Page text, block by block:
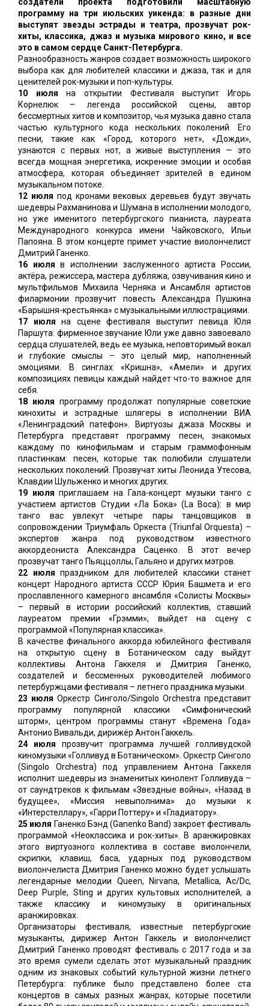
программу на три июльских уикенда: в разные дни
выступят звезды эстрады и театра, прозвучат рок-
хиты, классика, джаз и музыка мирового кино, и все
это в самом сердце Санкт-Петербурга.
Разнообразность жанров создает возможность широкого
выбора как для любителей классики и джаза, так и для
ценителей рок-музыки и поп-культуры.
10 июля на открытии Фестиваля выступит Игорь
Корнелюк – легенда российской сцены, автор
бессмертных хитов и композитор, чья музыка давно стала
частью культурного кода нескольких поколений. Его
песни, такие как «Город, которого нет», «Дожди»,
узнаются с первых нот, а живые выступления — это
всегда мощная энергетика, искренние эмоции и особая
атмосфера, которая объединяет зрителей в едином
музыкальном потоке.
12 июля под кронами вековых деревьев будут звучать
шедевры Рахманинова и Шумана в исполнении молодого,
но уже именитого петербургского пианиста, лауреата
Международного конкурса имени Чайковского, Ильи
Папояна. В этом концерте примет участие виолончелист
Дмитрий Ганенко.
16 июля в исполнении заслуженного артиста России,
актёра, режиссера, мастера дубляжа, озвучивания кино и
мультфильмов Михаила Черняка и Ансамбля артистов
филармонии прозвучит повесть Александра Пушкина
«Барышня-крестьянка» с музыкальными иллюстрациями.
17 июля на сцене фестиваля выступит певица Юля
Паршута: фирменное звучание Юли уже давно завоевало
сердца слушателей, ведь ее музыка, неповторимый вокал
и глубокие смыслы – это целый мир, наполненный
эмоциями. В синглах «Кришна», «Амели» и других
композициях певицы каждый найдет что-то важное для
себя.
18 июля программу продолжат популярные советские
кинохиты и эстрадные шлягеры в исполнении ВИА
«Ленинградский патефон». Виртуозы джаза Москвы и
Петербурга представят программу песен, знакомых
каждому по кинофильмам и старым граммофонным
пластинкам: песен, которые так полюбили слушатели
нескольких поколений. Прозвучат хиты Леонида Утесова,
Клавдии Шульженко и многих других.
19 июля приглашаем на Гала-концерт музыки танго с
участием артистов Студии «Ла Бока» (La Boca): в мир
танго вас увлекут четыре пары танцовщиков в
сопровождении Триумфаль Оркеста (Triunfal Orquesta) –
экспертов жанра под руководством известного
аккордеониста Александра Саценко. В этот вечер
прозвучат танго Пьяццоллы, Гальяно и других мэтров.
22 июля праздником для любителей классики станет
концерт Народного артиста СССР Юрия Башмета и его
прославленного камерного ансамбля «Солисты Москвы»
– первый в истории российский коллектив, ставший
лауреатом премии «Грэмми», выйдет на сцену с
программой «Популярная классика».
В качестве финального аккорда юбилейного фестиваля
на открытую сцену в Ботаническом саду выйдут
коллективы Антона Гаккеля и Дмитрия Ганенко,
создателей и бессменных руководителей любимого
петербуржцами фестиваля – летнего праздника музыки.
23 июля Оркестр Синголо/Singolo Orchestra представит
программу популярной классики «Симфонический
шторм», центром программы станут «Времена Года»
Антонио Вивальди, дирижёр Антон Гаккель.
24 июля прозвучит программа лучшей голливудской
киномузыки «Голливуд в Ботаническом». Оркестр Синголо
(Singolo Orchestra) под управлением Антона Гаккеля
исполнит шедевры из знаменитых кинолент Голливуда –
от саундтреков к фильмам «Звездные войны», «Назад в
будущее», «Миссия невыполнима» до музыки к
«Интерстеллару», «Гарри Поттеру» и «Гладиатору».
25 июля Ганенко Бэнд (Ganenko Band) закроет фестиваль
программой «Неоклассика и рок-хиты». В аранжировках
этого виртуозного коллектива в составе виолончели,
скрипки, клавиш, баса, ударных под руководством
виолончелиста Дмитрия Ганенко можно будет услышать
легендарные мелодии Queen, Nirvana, Metallica, Ac/Dc,
Deep Purple, Sting и других культовых исполнителей, а
также классику и киномузыку в оригинальных
аранжировках.
Организаторы фестиваля, известные петербургские
музыканты, дирижер Антон Гаккель и виолончелист
Дмитрий Ганенко проводят фестиваль с 2017 года и за
это время сумели сделать этот музыкальный праздник
одним из знаковых событий культурной жизни летнего
Петербурга: публике было представлено более ста
концертов в самых разных жанрах, которые посетили